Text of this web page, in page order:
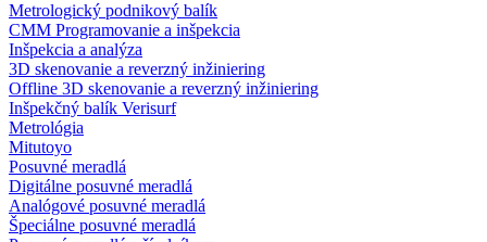
Metrologický podnikový balík
CMM Programovanie a inšpekcia
Inšpekcia a analýza
3D skenovanie a reverzný inžiniering
Offline 3D skenovanie a reverzný inžiniering
Inšpekčný balík Verisurf
Metrológia
Mitutoyo
Posuvné meradlá
Digitálne posuvné meradlá
Analógové posuvné meradlá
Špeciálne posuvné meradlá